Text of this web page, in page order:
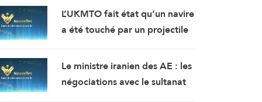
navigation dans le détroit
d’Ormuz se déroulent dans
une atmosphère positive et
L’UKMTO fait état qu’un navire
a été touché par un projectile
nautiques à l’est de Khasab,
dans le sultanat d’Oman.
L’incendie y a été maîtrisé.
Le ministre iranien des AE : les
négociations avec le sultanat